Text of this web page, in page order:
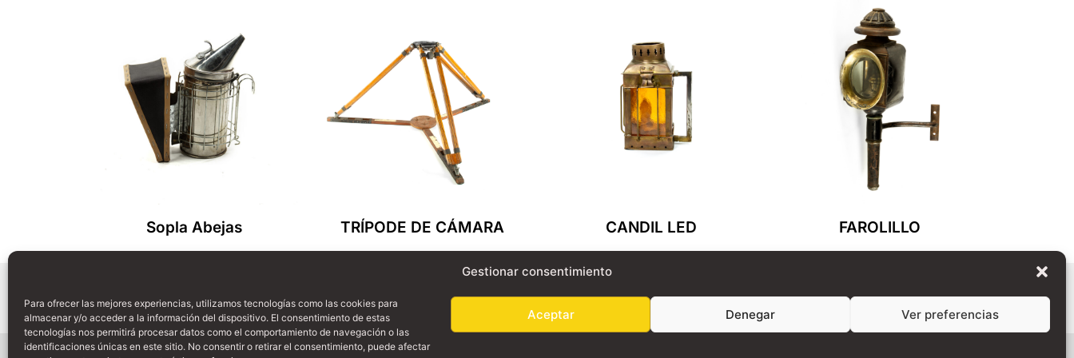
Gestionar consentimiento
Para ofrecer las mejores experiencias, utilizamos tecnologías como las cookies para
almacenar y/o acceder a la información del dispositivo. El consentimiento de estas
tecnologías nos permitirá procesar datos como el comportamiento de navegación o las
identificaciones únicas en este sitio. No consentir o retirar el consentimiento, puede afectar
Aceptar Denegar Ver preferencias
Sopla Abejas
Leer Más
TRÍPODE DE CÁMARA
Leer Más
CANDIL LED
Leer Más
FAROLILLO
Leer Más